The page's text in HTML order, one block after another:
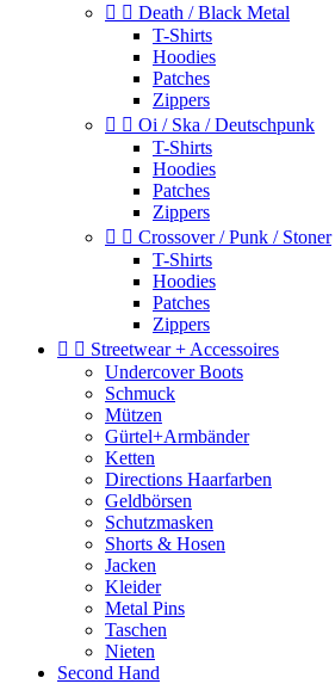
  Death / Black Metal
T-Shirts
Hoodies
Patches
Zippers
  Oi / Ska / Deutschpunk
T-Shirts
Hoodies
Patches
Zippers
  Crossover / Punk / Stoner
T-Shirts
Hoodies
Patches
Zippers
  Streetwear + Accessoires
Undercover Boots
Schmuck
Mützen
Gürtel+Armbänder
Ketten
Directions Haarfarben
Geldbörsen
Schutzmasken
Shorts & Hosen
Jacken
Kleider
Metal Pins
Taschen
Nieten
Second Hand